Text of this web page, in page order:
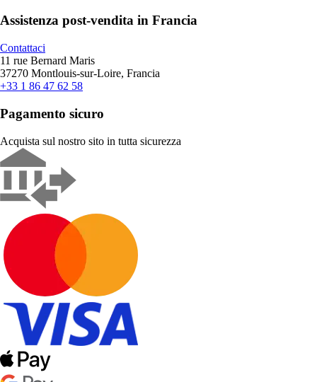
Assistenza post-vendita in Francia
Contattaci
11 rue Bernard Maris
37270 Montlouis-sur-Loire, Francia
+33 1 86 47 62 58
Pagamento sicuro
Acquista sul nostro sito in tutta sicurezza